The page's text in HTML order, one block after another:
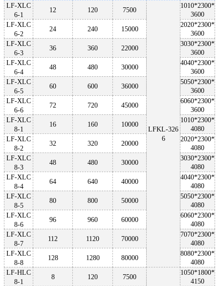
LF-XLC
6-1
12 120 7500
LFKL-326
6
1010*2300*
3600
LF-XLC
6-2
24 240 15000
2020*2300*
3600
LF-XLC
6-3
36 360 22000
3030*2300*
3600
LF-XLC
6-4
48 480 30000
4040*2300*
3600
LF-XLC
6-5
60 600 36000
5050*2300*
3600
LF-XLC
6-6
72 720 45000
6060*2300*
3600
LF-XLC
8-1
16 160 10000
1010*2300*
4080
LF-XLC
8-2
32 320 20000
2020*2300*
4080
LF-XLC
8-3
48 480 30000
3030*2300*
4080
LF-XLC
8-4
64 640 40000
4040*2300*
4080
LF-XLC
8-5
80 800 50000
5050*2300*
4080
LF-XLC
8-6
96 960 60000
6060*2300*
4080
LF-XLC
8-7
112 1120 70000
7070*2300*
4080
LF-XLC
8-8
128 1280 80000
8080*2300*
4080
LF-HLC
8-1
8 120 7500
1050*1800*
4150